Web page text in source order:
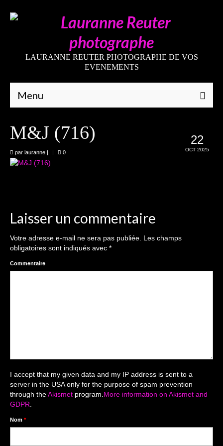
LAURANNE REUTER PHOTOGRAPHE DE VOS
EVENEMENTS
Menu
Mariages
The smash cake: 1 an / 2
Séance Noël
Enfants
Reportages / Nature morte
Galeries Privées
séance du 25.04.26
22
OCT 2025
M&J (716)
par lauranne | | 0
Laisser un commentaire
Votre adresse e-mail ne sera pas publiée. Les champs
obligatoires sont indiqués avec *
Commentaire
I accept that my given data and my IP address is sent to a
server in the USA only for the purpose of spam prevention
through theAkismet program.More information on Akismet and
GDPR.
Nom *